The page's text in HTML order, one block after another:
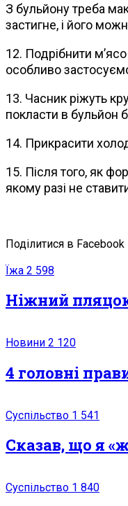
З бульйону треба
застигне, і його
12. Подрібнити
особливо
13. Часник ріжуть
покласти в бульйон
14. Прикрасити
15. Після того, як
якому разі не
Поділитися в Facebook
Їжа 2 598
Ніжний
Новини 2 120
4 головні
Суспільство 1 541
Сказав, що я
Суспільство 1 840